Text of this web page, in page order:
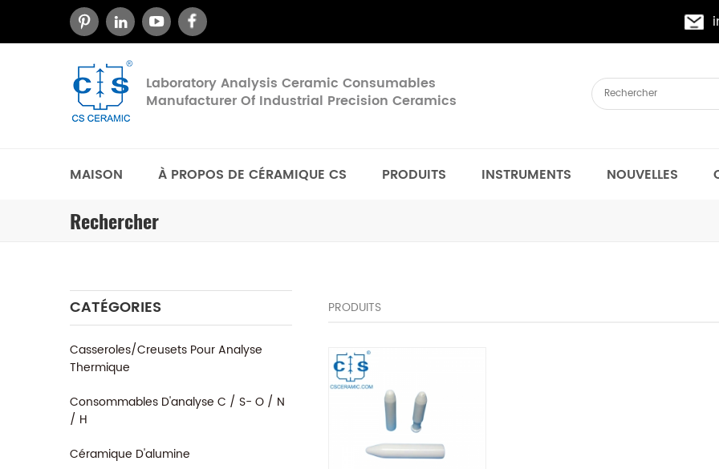
Laboratory Analysis Ceramic Consumables
Manufacturer Of Industrial Precision Ceramics
MAISON À PROPOS DE CÉRAMIQUE CS PRODUITS INSTRUMENTS NOUVELLES
Rechercher
CATÉGORIES
Casseroles/Creusets Pour Analyse
Thermique
Consommables D'analyse C / S- O / N
/ H
Céramique D'alumine
PRODUITS